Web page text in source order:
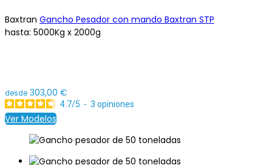
Baxtran Gancho Pesador con mando Baxtran STP
hasta: 5000Kg x 2000g
desde 303,00 €
4.7/5 - 3 opiniones
Ver Modelos